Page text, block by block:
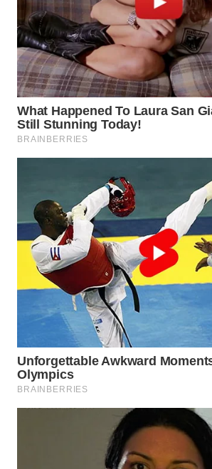
WN
SUBANG
WN
SUKABUMI
WN
PURWAKARTA
TIMUR
WN
SEMARANG
SOLO
WN
BOROBUDUR